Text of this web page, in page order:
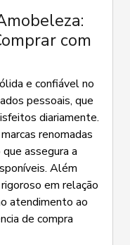
com
e confiável no
pessoais, que
diariamente.
renomadas
assegura a
Além
em relação
atendimento ao
de compra